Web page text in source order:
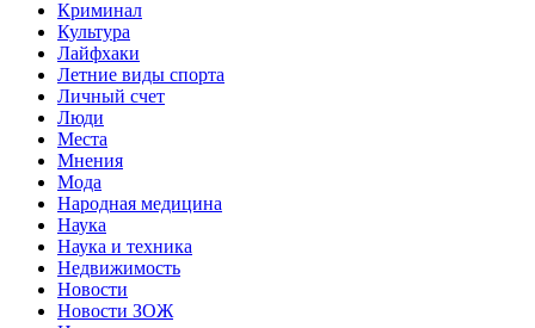
Криминал
Культура
Лайфхаки
Летние виды спорта
Личный счет
Люди
Места
Мнения
Мода
Народная медицина
Наука
Наука и техника
Недвижимость
Новости
Новости ЗОЖ